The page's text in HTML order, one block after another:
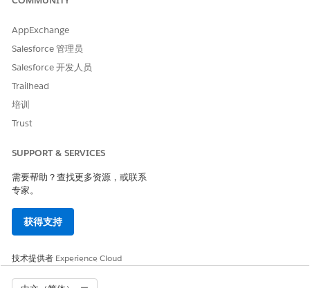
请与我们共享您的想法，以便我们进行改进！
AppExchange
Salesforce 管理员
Salesforce 开发人员
Trailhead
培训
Trust
SUPPORT & SERVICES
需要帮助？查找更多资源，或联系
专家。
获得支持
技术提供者 Experience Cloud